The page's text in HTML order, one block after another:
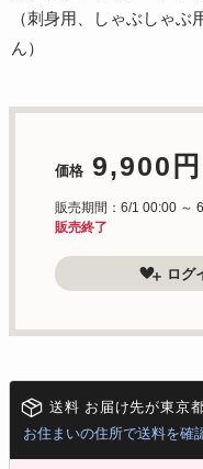
（刺身用、しゃぶしゃ
ん）
価格 9,900円
販売期間：6/1 00:00 ～
販売終了
ログ
送料 お届け先が東京
お住まいの住所で送料を確